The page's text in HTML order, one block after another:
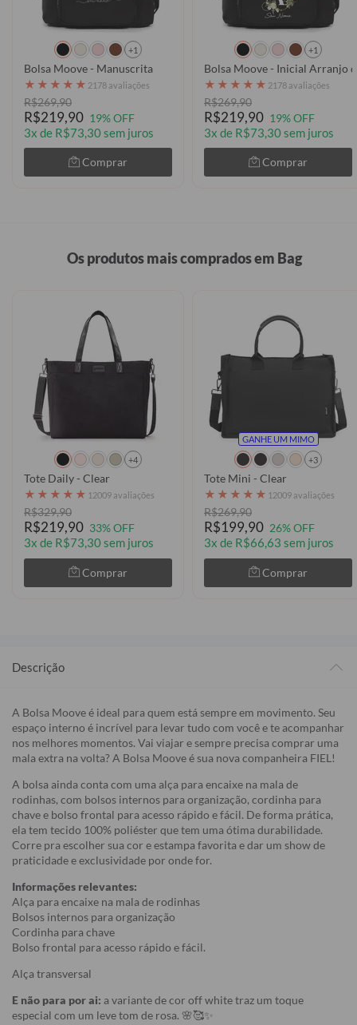
+1
Bolsa Moove - Manuscrita
★ ★ ★ ★ ★ 2178 avaliações
R$269,90
R$219,90 19% OFF
3x de R$73,30 sem juros
Comprar
+1
Bolsa Moove - Inicial
★ ★ ★ ★ ★ 2178 avaliações
R$269,90
R$219,90 19% OFF
3x de R$73,30 sem juros
Comprar
Os produtos mais comprados em Bag
+4
Tote Daily - Clear
★ ★ ★ ★ ★ 12009 avaliações
R$329,90
R$219,90 33% OFF
3x de R$73,30 sem juros
Comprar
GANHE UM MIMO
+3
Tote Mini - Clear
★ ★ ★ ★ ★ 12009 avaliações
R$269,90
R$199,90 26% OFF
3x de R$66,63 sem juros
Comprar
Descrição
A Bolsa Moove é ideal para quem está sempre em movimento. Seu
espaço interno é incrível para levar tudo com você e te acompanhar
nos melhores momentos. Vai viajar e sempre precisa comprar uma
mala extra na volta? A Bolsa Moove é sua nova companheira FIEL!
A bolsa ainda conta com uma alça para encaixe na mala de
rodinhas, com bolsos internos para organização, cordinha para
chave e bolso frontal para acesso rápido e fácil. De forma prática,
ela tem tecido 100% poliéster que tem uma ótima durabilidade.
Corre pra escolher sua cor e estampa favorita e dar um show de
praticidade e exclusividade por onde for.
Informações relevantes:
Alça para encaixe na mala de rodinhas
Bolsos internos para organização
Cordinha para chave
Bolso frontal para acesso rápido e fácil.
Alça transversal
E não para por ai: a variante de cor off white traz um toque
especial com um leve tom de rosa. 🌸🥰✨